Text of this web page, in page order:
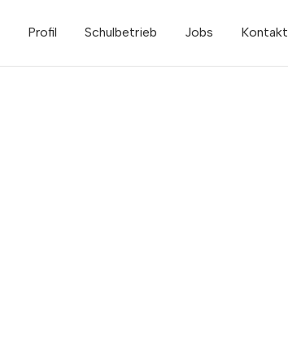
Profil Schulbetrieb Jobs Kontakt